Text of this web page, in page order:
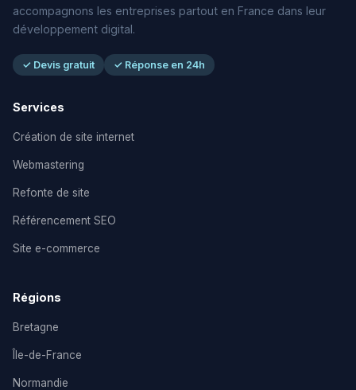
accompagnons les entreprises partout en France dans leur
développement digital.
✓ Devis gratuit ✓ Réponse en 24h
Services
Création de site internet
Webmastering
Refonte de site
Référencement SEO
Site e-commerce
Régions
Bretagne
Île-de-France
Normandie